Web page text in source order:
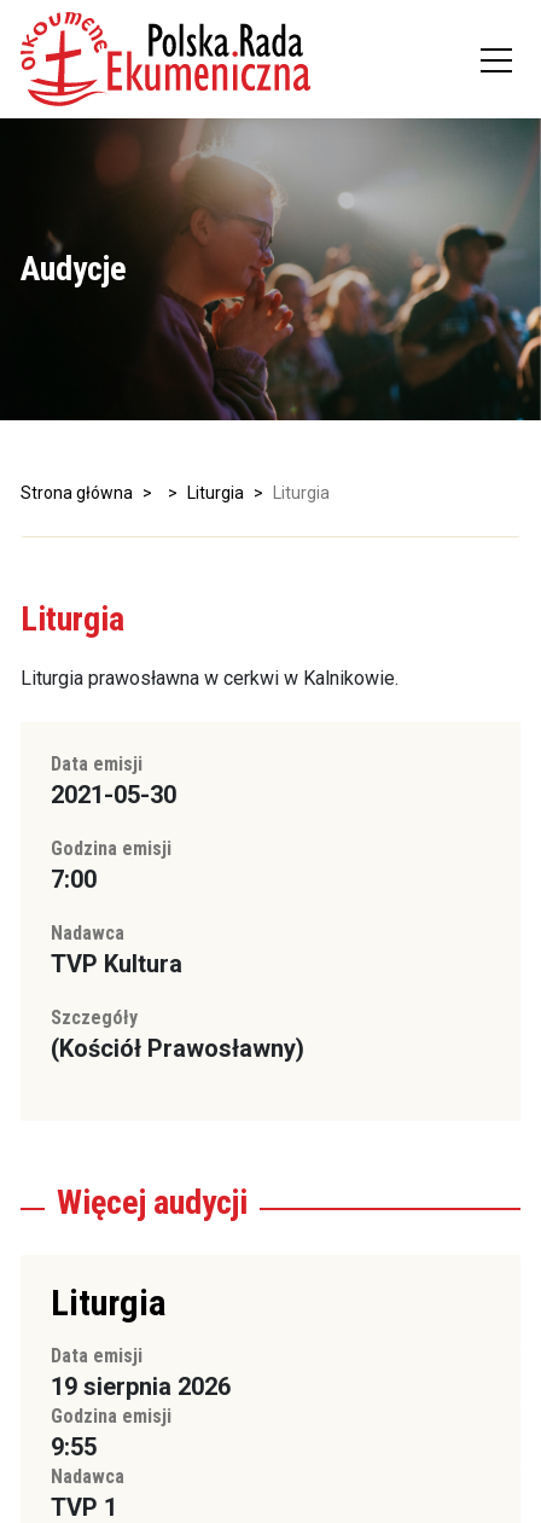
Audycje
Strona główna > > Liturgia > Liturgia
Liturgia
Liturgia prawosławna w cerkwi w Kalnikowie.
Data emisji
2021-05-30
Godzina emisji
7:00
Nadawca
TVP Kultura
Szczegóły
(Kościół Prawosławny)
Więcej audycji
Liturgia
Data emisji
19 sierpnia 2026
Godzina emisji
9:55
Nadawca
TVP 1